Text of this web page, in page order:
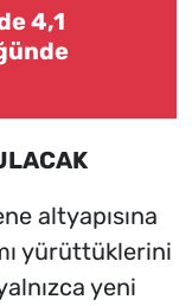
4,1
altyapısına
yürüttüklerini
yeni